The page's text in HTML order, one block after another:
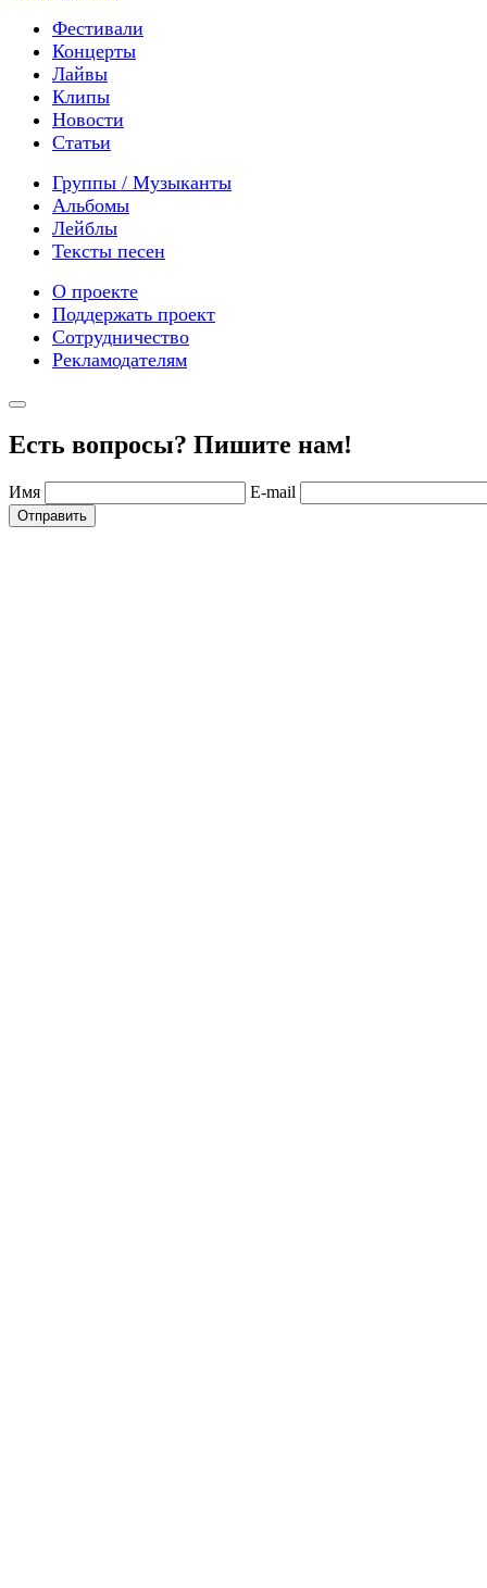
Фестивали
Концерты
Лайвы
Клипы
Новости
Статьи
Группы / Музыканты
Альбомы
Лейблы
Тексты песен
О проекте
Поддержать проект
Сотрудничество
Рекламодателям
Есть вопросы? Пишите нам!
Имя E-mail